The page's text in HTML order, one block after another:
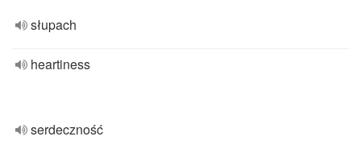
słupach
heartiness
serdeczność